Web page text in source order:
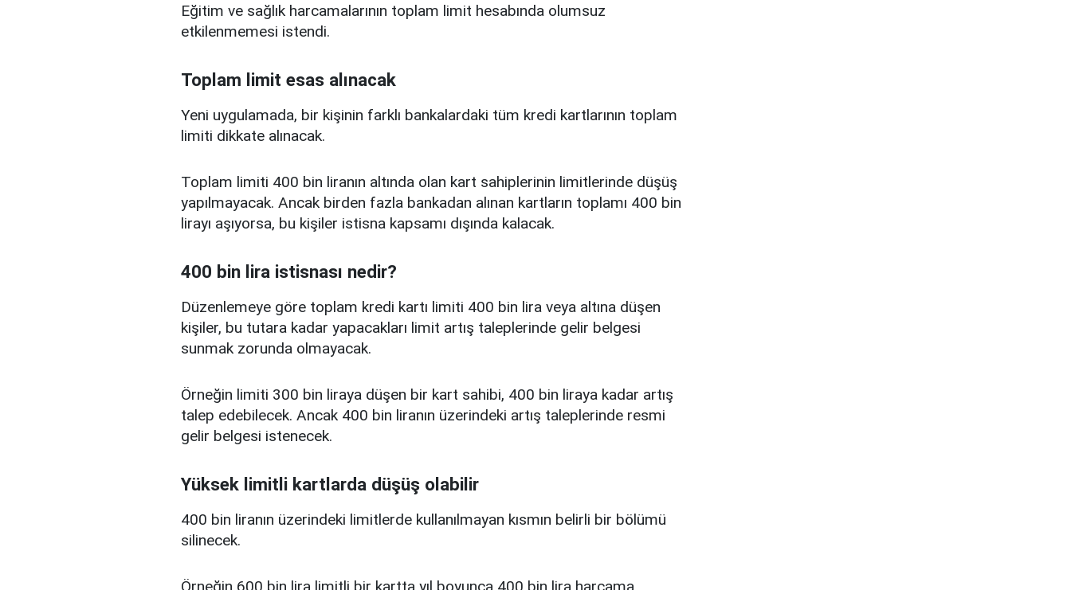
Eğitim ve sağlık harcamalarının toplam limit hesabında olumsuz
etkilenmemesi istendi.
Toplam limit esas alınacak
Yeni uygulamada, bir kişinin farklı bankalardaki tüm kredi kartlarının toplam
limiti dikkate alınacak.
Toplam limiti 400 bin liranın altında olan kart sahiplerinin limitlerinde düşüş
yapılmayacak. Ancak birden fazla bankadan alınan kartların toplamı 400 bin
lirayı aşıyorsa, bu kişiler istisna kapsamı dışında kalacak.
400 bin lira istisnası nedir?
Düzenlemeye göre toplam kredi kartı limiti 400 bin lira veya altına düşen
kişiler, bu tutara kadar yapacakları limit artış taleplerinde gelir belgesi
sunmak zorunda olmayacak.
Örneğin limiti 300 bin liraya düşen bir kart sahibi, 400 bin liraya kadar artış
talep edebilecek. Ancak 400 bin liranın üzerindeki artış taleplerinde resmi
gelir belgesi istenecek.
Yüksek limitli kartlarda düşüş olabilir
400 bin liranın üzerindeki limitlerde kullanılmayan kısmın belirli bir bölümü
silinecek.
Örneğin 600 bin lira limitli bir kartta yıl boyunca 400 bin lira harcama